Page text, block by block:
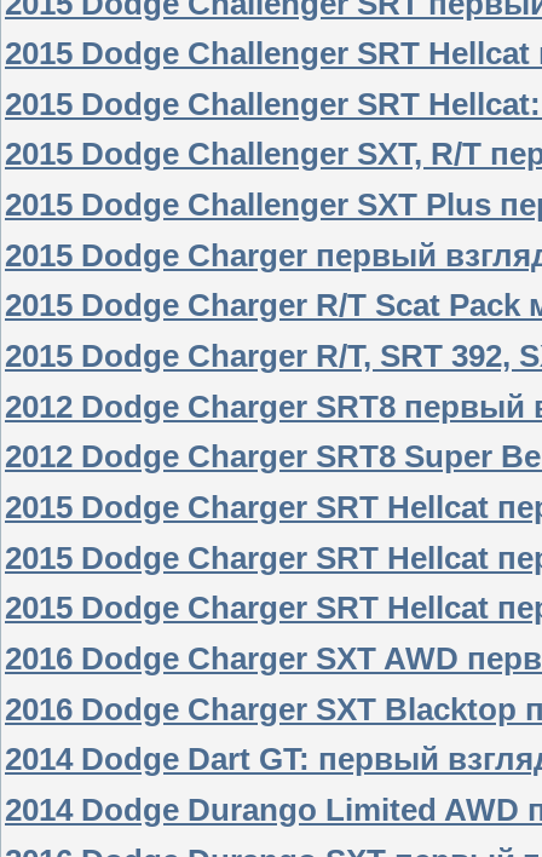
2015 Dodge Challenger SRT
2015 Dodge Challenger SRT
2015 Dodge Challenger SXT, R/T
2015 Dodge Challenger SXT Plus
2015 Dodge Charger первый
2015 Dodge Charger R/T Scat Pack
2015 Dodge Charger R/T, SRT 392,
2012 Dodge Charger SRT8 первый
2012 Dodge Charger SRT8 Super
2015 Dodge Charger SRT Hellcat
2015 Dodge Charger SRT Hellcat
2015 Dodge Charger SRT Hellcat
2016 Dodge Charger SXT AWD
2016 Dodge Charger SXT Blacktop
2014 Dodge Dart GT: первый
2014 Dodge Durango Limited AWD